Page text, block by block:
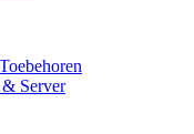
Server